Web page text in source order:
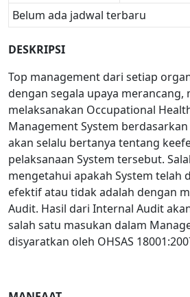
Belum ada jadwal terbaru
DESKRIPSI
Top management dari setiap
dengan segala upaya merancang,
melaksanakan Occupational
Management System berdasarkan
akan selalu bertanya tentang
pelaksanaan System tersebut.
mengetahui apakah System telah
efektif atau tidak adalah dengan
Audit. Hasil dari Internal Audit
salah satu masukan dalam
disyaratkan oleh OHSAS